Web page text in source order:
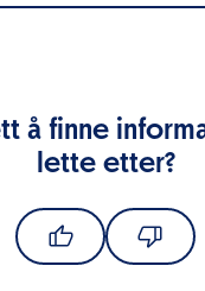
å finne
lette etter?